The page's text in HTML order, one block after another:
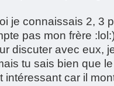
je connaissais 2, 3
pas mon frère
discuter avec eux,
tu sais bien que
intéressant car il